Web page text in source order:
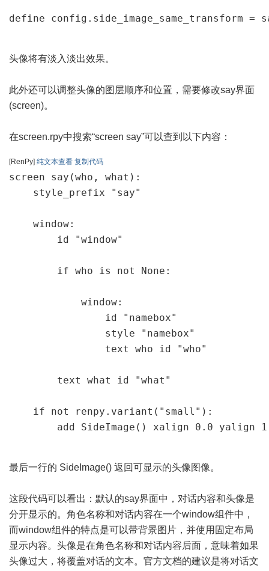
define config.side_image_same_transform =
头像将有淡入淡出效果。
此外还可以调整头像的图层顺序和位置，需要修改say界面
(screen)。
在screen.rpy中搜索“screen say”可以查到以下内容：
[RenPy] 纯文本查看 复制代码
screen say(who, what):
    style_prefix "say"
    window:
        id "window"
        if who is not None:
            window:
                id "namebox"
                style "namebox"
                text who id "who"
        text what id "what"
    if not renpy.variant("small"):
add SideImage() xalign 0.0 yalign
最后一行的 SideImage() 返回可显示的头像图像。
这段代码可以看出：默认的say界面中，对话内容和头像是
分开显示的。角色名称和对话内容在一个window组件中，
而window组件的特点是可以带背景图片，并使用固定布局
显示内容。头像是在角色名称和对话内容后面，意味着如果
头像过大，将覆盖对话的文本。官方文档的建议是将对话文